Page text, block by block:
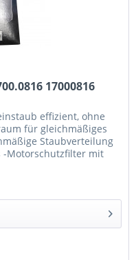
17000816
effizient, ohne
für gleichmäßiges
Staubverteilung
-Motorschutzfilter mit